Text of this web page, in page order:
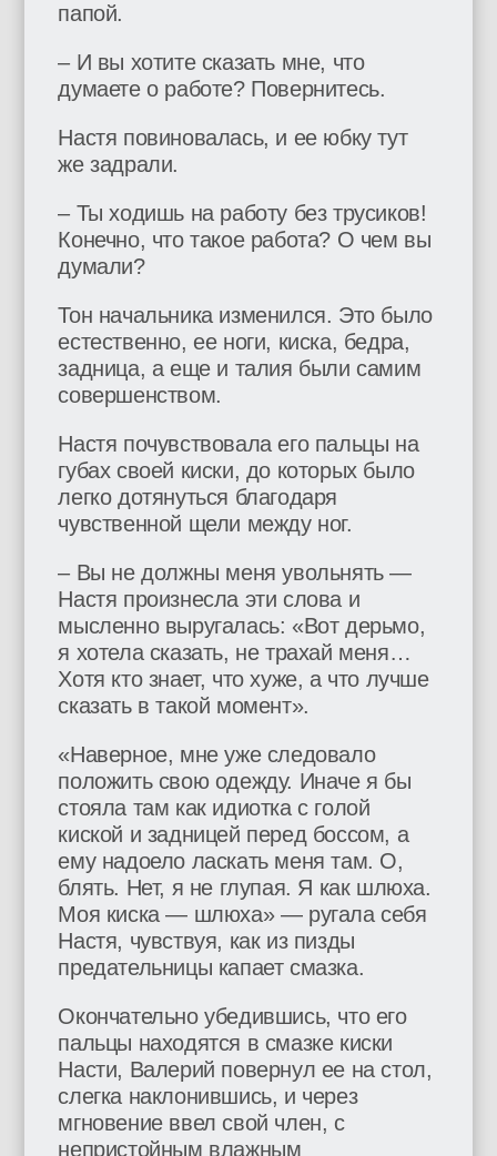
папой.
– И вы хотите сказать мне, что
думаете о работе? Повернитесь.
Настя повиновалась, и ее юбку тут
же задрали.
– Ты ходишь на работу без трусиков!
Конечно, что такое работа? О чем вы
думали?
Тон начальника изменился. Это было
естественно, ее ноги, киска, бедра,
задница, а еще и талия были самим
совершенством.
Настя почувствовала его пальцы на
губах своей киски, до которых было
легко дотянуться благодаря
чувственной щели между ног.
– Вы не должны меня увольнять —
Настя произнесла эти слова и
мысленно выругалась: «Вот дерьмо,
я хотела сказать, не трахай меня…
Хотя кто знает, что хуже, а что лучше
сказать в такой момент».
«Наверное, мне уже следовало
положить свою одежду. Иначе я бы
стояла там как идиотка с голой
киской и задницей перед боссом, а
ему надоело ласкать меня там. О,
блять. Нет, я не глупая. Я как шлюха.
Моя киска — шлюха» — ругала себя
Настя, чувствуя, как из пизды
предательницы капает смазка.
Окончательно убедившись, что его
пальцы находятся в смазке киски
Насти, Валерий повернул ее на стол,
слегка наклонившись, и через
мгновение ввел свой член, с
непристойным влажным